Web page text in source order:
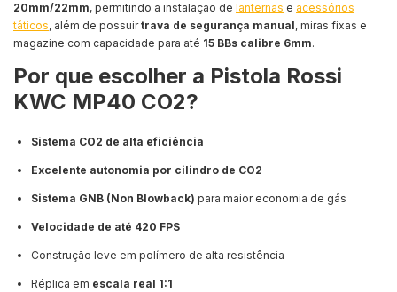
20mm/22mm, permitindo a instalação de lanternas e acessórios
táticos, além de possuirtrava de segurança manual, miras fixas e
magazine com capacidade para até 15 BBs calibre 6mm.
Por que escolher a Pistola Rossi
KWC MP40 CO2?
Sistema CO2 de alta eficiência
Excelente autonomia por cilindro de CO2
Sistema GNB (Non Blowback) para maior economia de gás
Velocidade de até 420 FPS
Construção leve em polímero de alta resistência
Réplica em escala real 1:1